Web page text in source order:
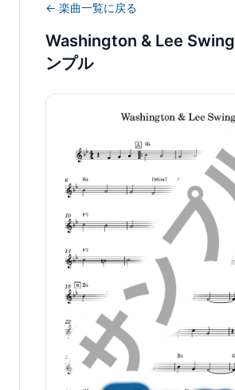
← 楽曲一覧に戻る
Washington & Lee Swing
ンプル